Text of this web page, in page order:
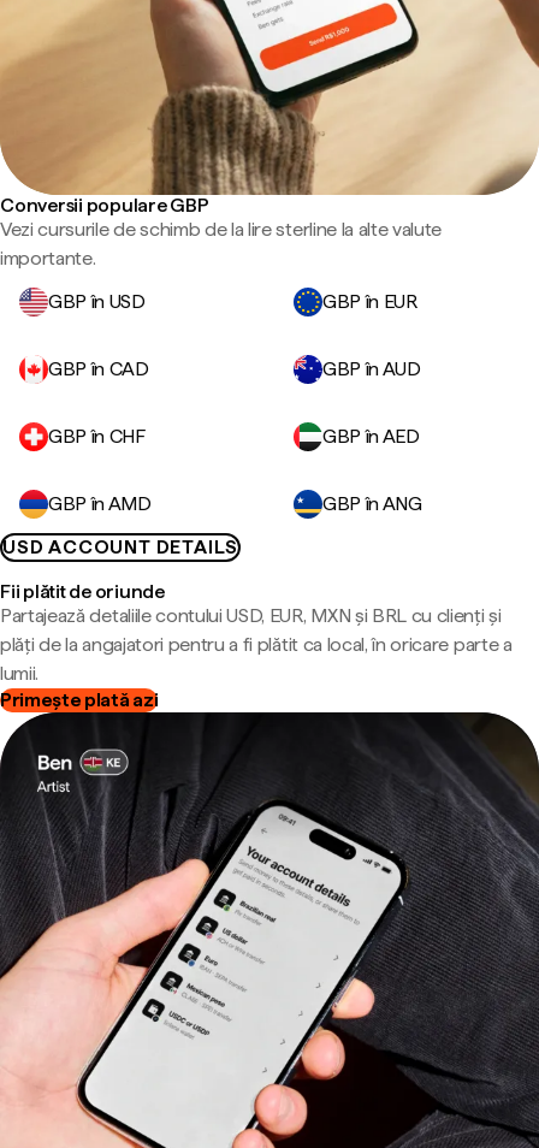
Conversii populare GBP
Vezi cursurile de schimb de la lire sterline la alte valute
importante.
GBP în USD
GBP în EUR
GBP în CAD GBP în AUD
GBP în CHF GBP în AED
GBP în AMD
GBP în ANG
USD ACCOUNT DETAILS
Fii plătit de oriunde
Partajează detaliile contului USD, EUR, MXN și BRL cu clienți și
plăți de la angajatori pentru a fi plătit ca local, în oricare parte a
lumii.
Primește plată azi